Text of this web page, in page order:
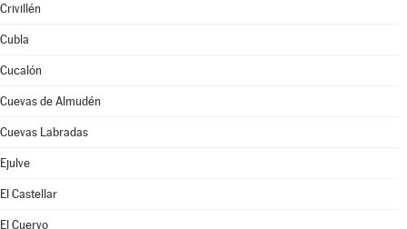
Crivillén
Cubla
Cucalón
Cuevas de Almudén
Cuevas Labradas
Ejulve
El Castellar
El Cuervo